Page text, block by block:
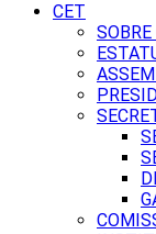
CET
SOBRE